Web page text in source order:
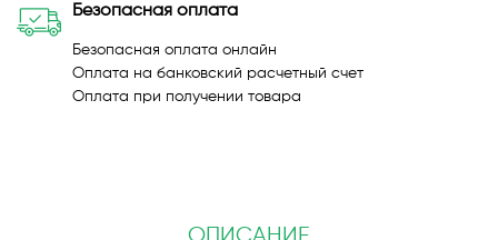
Безопасная оплата
Безопасная оплата онлайн
Оплата на банковский расчетный счет
Оплата при получении товара